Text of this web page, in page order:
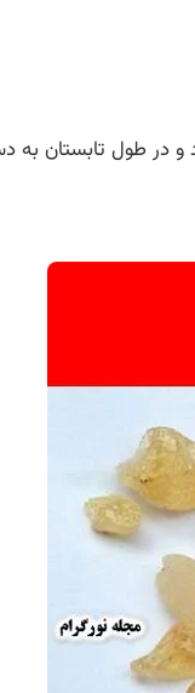
و در طول تابستان